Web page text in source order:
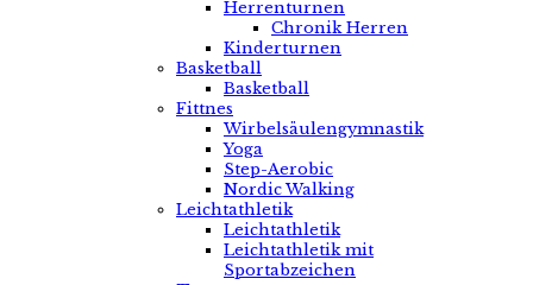
Herrenturnen
Chronik Herren
Kinderturnen
Basketball
Basketball
Fittnes
Wirbelsäulengymnastik
Yoga
Step-Aerobic
Nordic Walking
Leichtathletik
Leichtathletik
Leichtathletik mit
Sportabzeichen